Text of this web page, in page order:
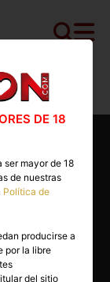
>Torrijos
DE 18
mayor de 18
de nuestras
Política de
producirse a
por la libre
del sitio